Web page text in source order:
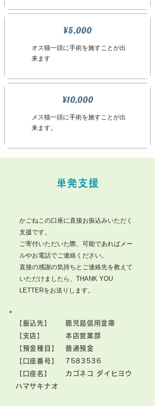
¥5,000
オス猫一頭に手術を施すことが出
来ます
¥10,000
メス猫一頭に手術を施すことが出
来ます。
単発支援
かごねこの口座に直接お振込みいただく
支援です。
ご寄付いただいた際、可能であればメー
ルやお電話でご連絡ください。
直接の感謝の気持ちとご連絡先を教えて
いただけましたら、THANK YOU
LETTERをお送りします。
【振込先】 鹿児島信用金庫
【支店】 本店営業部
【預金種目】 普通預金
【口座番号】
7583536
【口座名】 カゴネコ ダイヒヨウ
ハマサキナオ